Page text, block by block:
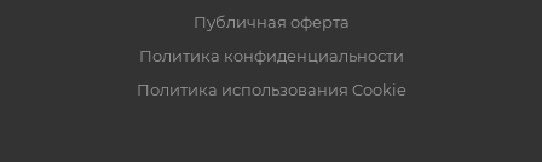
Публичная оферта
Политика конфиденциальности
Политика использования Cookie